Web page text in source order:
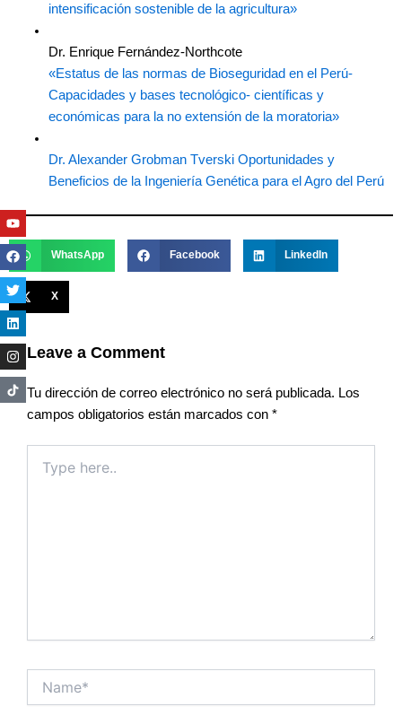
intensificación sostenible de la agricultura»
Dr. Enrique Fernández-Northcote
«Estatus de las normas de Bioseguridad en el Perú-
Capacidades y bases tecnológico- científicas y
económicas para la no extensión de la moratoria»
Dr. Alexander Grobman Tverski Oportunidades y
Beneficios de la Ingeniería Genética para el Agro del Perú
WhatsApp Facebook LinkedIn
X
Leave a Comment
Tu dirección de correo electrónico no será publicada. Los
campos obligatorios están marcados con *
here..
Youtube
Facebook
Twitter
Linkedin
Instagram